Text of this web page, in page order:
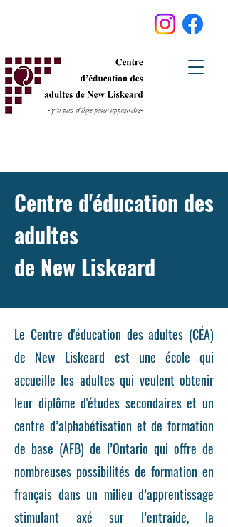
Centre d'éducation des
adultes
de New Liskeard
Le Centre d'éducation des adultes (CÉA)
de New Liskeard est une école qui
accueille les adultes qui veulent obtenir
leur diplôme d'études secondaires et un
centre d’alphabétisation et de formation
de base (AFB) de l’Ontario qui offre de
nombreuses possibilités de formation en
français dans un milieu d’apprentissage
stimulant axé sur l’entraide, la